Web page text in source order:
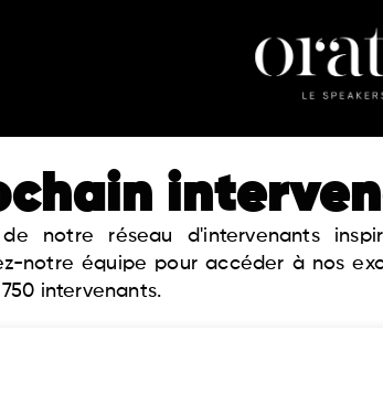
notre réseau d'intervenants
notre équipe pour accéder à nos
intervenants.